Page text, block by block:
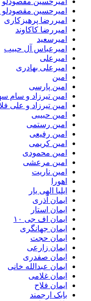
امیرحسین
امیررضا پرهیزکاری
امیررضا کاکاوند
امیرسعید
امیرعباس آل حبیب
امیرعلی
امیرعلی بهادری
امین
امین پارسی
امین تیرزاد و سام
امین تیرزاد و علی
امین حبیبی
امین رستمی
امین رفیعی
امین کریمی
امین محمودی
امین مرعشی
امین ناریت
اهورا
ایلیا الهی یار
ایمان آذری
ایمان استار
ایمان اف جی ۱۰
ایمان جهانگری
ایمان حجت
ایمان زارعی
ایمان صفدری
ایمان عبدالله خانی
ایمان غلامی
ایمان فلاح
بابک ارجمند